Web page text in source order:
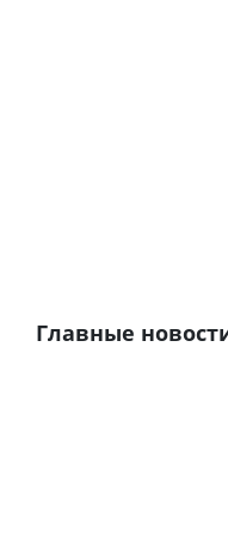
Главные